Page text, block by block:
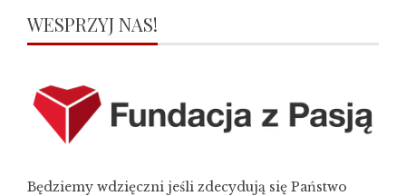
WESPRZYJ NAS!
Będziemy wdzięczni jeśli zdecydują się Państwo